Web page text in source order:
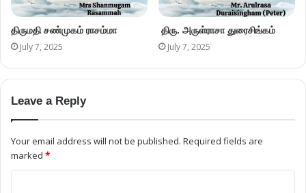
திருமதி சண்முகம் ராசம்மா
July 7, 2025
திரு. அருள்ராசா துரைசிங்கம்
July 7, 2025
Leave a Reply
Your email address will not be published. Required fields are
marked *